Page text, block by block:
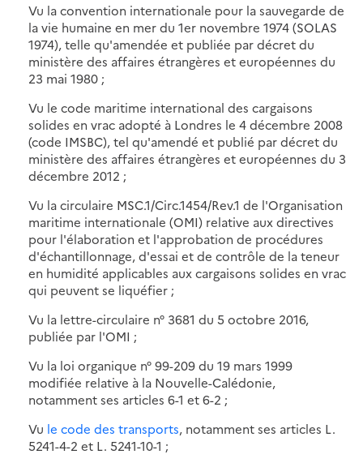
Vu la convention internationale pour la sauvegarde de
la vie humaine en mer du 1er novembre 1974 (SOLAS
1974), telle qu'amendée et publiée par décret du
ministère des affaires étrangères et européennes du
23 mai 1980 ;
Vu le code maritime international des cargaisons
solides en vrac adopté à Londres le 4 décembre 2008
(code IMSBC), tel qu'amendé et publié par décret du
ministère des affaires étrangères et européennes du 3
décembre 2012 ;
Vu la circulaire MSC.1/Circ.1454/Rev.1 de l'Organisation
maritime internationale (OMI) relative aux directives
pour l'élaboration et l'approbation de procédures
d'échantillonnage, d'essai et de contrôle de la teneur
en humidité applicables aux cargaisons solides en vrac
qui peuvent se liquéfier ;
Vu la lettre-circulaire n° 3681 du 5 octobre 2016,
publiée par l'OMI ;
Vu la loi organique n° 99-209 du 19 mars 1999
modifiée relative à la Nouvelle-Calédonie,
notamment ses articles 6-1 et 6-2 ;
Vu le code des transports, notamment ses articles L.
5241-4-2 et L. 5241-10-1 ;